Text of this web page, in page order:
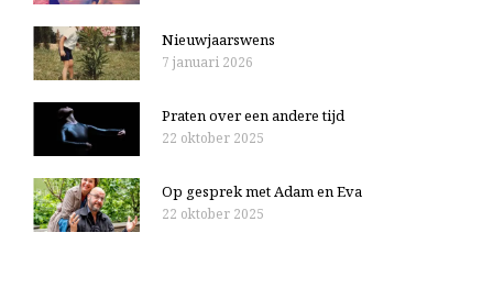
Nieuwjaarswens
7 januari 2026
Praten over een andere tijd
22 oktober 2025
Op gesprek met Adam en Eva
22 oktober 2025